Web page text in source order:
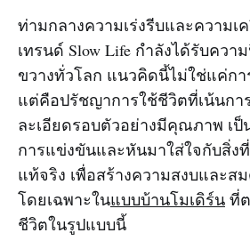
ท่ามกลางความเร่งรีบและความเ
เทรนด์ Slow Life กำลังได้รับควา
ขวางทั่วโลก แนวคิดนี้ไม่ใช่แค่ก
แต่คือปรัชญาการใช้ชีวิตที่เน้นกา
ละเอียดรอบตัวอย่างมีคุณภาพ เ
การแข่งขันและหันมาใส่ใจกับสิ่ง
แท้จริง เพื่อสร้างความสงบและส
โดยเฉพาะในแบบบ้านโมเดิร์น ที่
ชีวิตในรูปแบบนี้